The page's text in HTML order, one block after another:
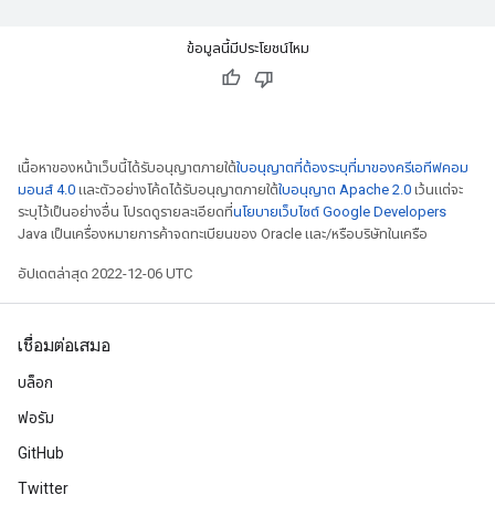
ข้อมูลนี้มีประโยชน์ไหม
เนื้อหาของหน้าเว็บนี้ได้รับอนุญาตภายใต้ใบอนุญาตที่ต้องระบุที่มาของครีเอทีฟคอม
มอนส์ 4.0 และตัวอย่างโค้ดได้รับอนุญาตภายใต้ใบอนุญาต Apache 2.0 เว้นแต่จะ
ระบุไว้เป็นอย่างอื่น โปรดดูรายละเอียดที่นโยบายเว็บไซต์ Google Developers
Java เป็นเครื่องหมายการค้าจดทะเบียนของ Oracle และ/หรือบริษัทในเครือ
อัปเดตล่าสุด 2022-12-06 UTC
เชื่อมต่อเสมอ
บล็อก
ฟอรัม
GitHub
Twitter